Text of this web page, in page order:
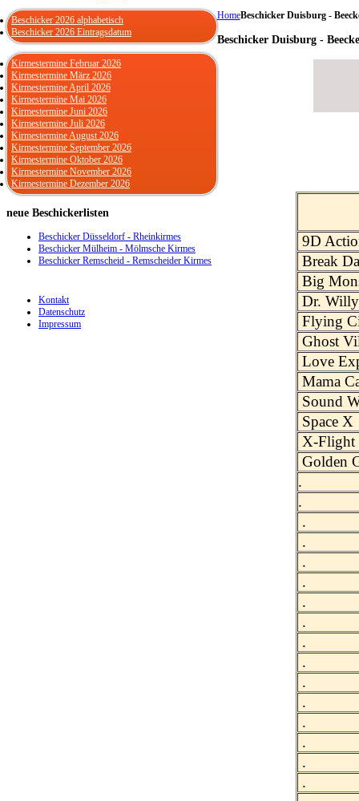
HomeBeschicker Duisburg -
Beschicker Duisburg -
9D
Break
Big
Dr. Willy
Flying
Ghost
Love
Mama
Sound
Space X
X-Flight
Golden
.
.
.
.
.
.
.
.
.
.
.
.
.
.
.
.
Beschicker 2026 alphabetisch
Beschicker 2026 Eintragsdatum
Kirmestermine Februar 2026
Kirmestermine März 2026
Kirmestermine April 2026
Kirmestermine Mai 2026
Kirmestermine Juni 2026
Kirmestermine Juli 2026
Kirmestermine August 2026
Kirmestermine September 2026
Kirmestermine Oktober 2026
Kirmestermine November 2026
Kirmestermine Dezember 2026
neue Beschickerlisten
Beschicker Düsseldorf - Rheinkirmes
Beschicker Mülheim - Mölmsche Kirmes
Beschicker Remscheid - Remscheider Kirmes
Kontakt
Datenschutz
Impressum